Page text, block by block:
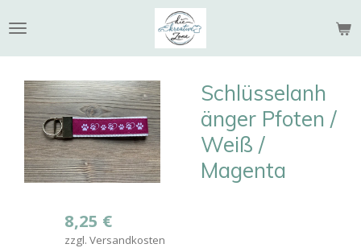
Hauptinhalt
springen
Schlüsselanh
änger Pfoten /
Weiß /
Magenta
8,25 €
zzgl. Versandkosten